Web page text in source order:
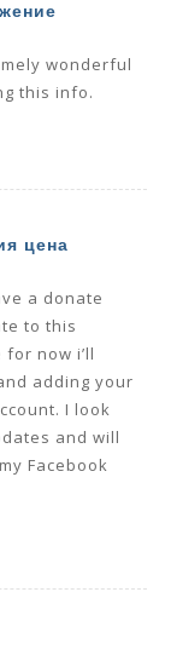
wonderful
this info.
цена
a donate
to this
now i’ll
adding your
I look
and will
Facebook